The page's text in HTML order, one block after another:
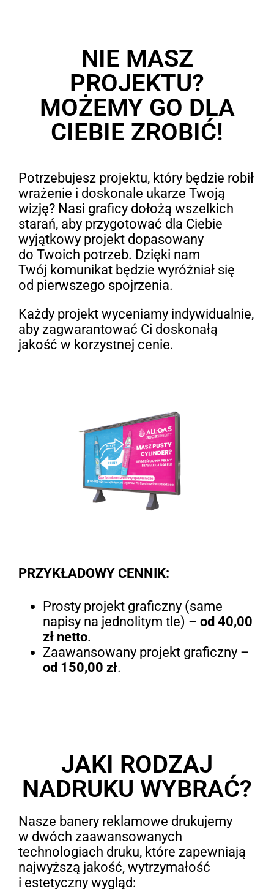
NIE MASZ
PROJEKTU?
MOŻEMY GO DLA
CIEBIE ZROBIĆ!
Potrzebujesz projektu, który będzie robił
wrażenie i doskonale ukarze Twoją
wizję? Nasi graficy dołożą wszelkich
starań, aby przygotować dla Ciebie
wyjątkowy projekt dopasowany
do Twoich potrzeb. Dzięki nam
Twój komunikat będzie wyróżniał się
od pierwszego spojrzenia.
Każdy projekt wyceniamy indywidualnie,
aby zagwarantować Ci doskonałą
jakość w korzystnej cenie.
PRZYKŁADOWY CENNIK:
Prosty projekt graficzny (same
napisy na jednolitym tle) – od 40,00
zł netto.
Zaawansowany projekt graficzny –
od 150,00 zł.
JAKI RODZAJ
NADRUKU WYBRAĆ?
Nasze banery reklamowe drukujemy
w dwóch zaawansowanych
technologiach druku, które zapewniają
najwyższą jakość, wytrzymałość
i estetyczny wygląd: